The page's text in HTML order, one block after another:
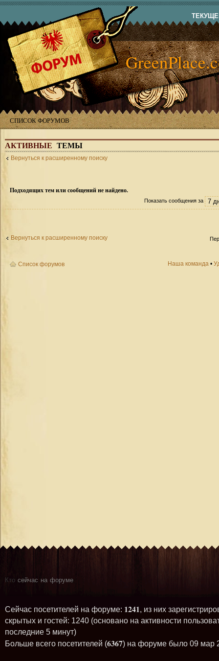
СПИСОК ФОРУМОВ
АКТИВНЫЕ ТЕМЫ
Вернуться к расширенному поиску
Подходящих тем или сообщений не найдено.
Показать сообщения за
Вернуться к расширенному поиску
Список форумов Наша команда •
Кто сейчас на форуме
Сейчас посетителей на форуме: 1241, из них
скрытых и гостей: 1240 (основано на активности
последние 5 минут)
Больше всего посетителей (6367) на форуме было 09 мар